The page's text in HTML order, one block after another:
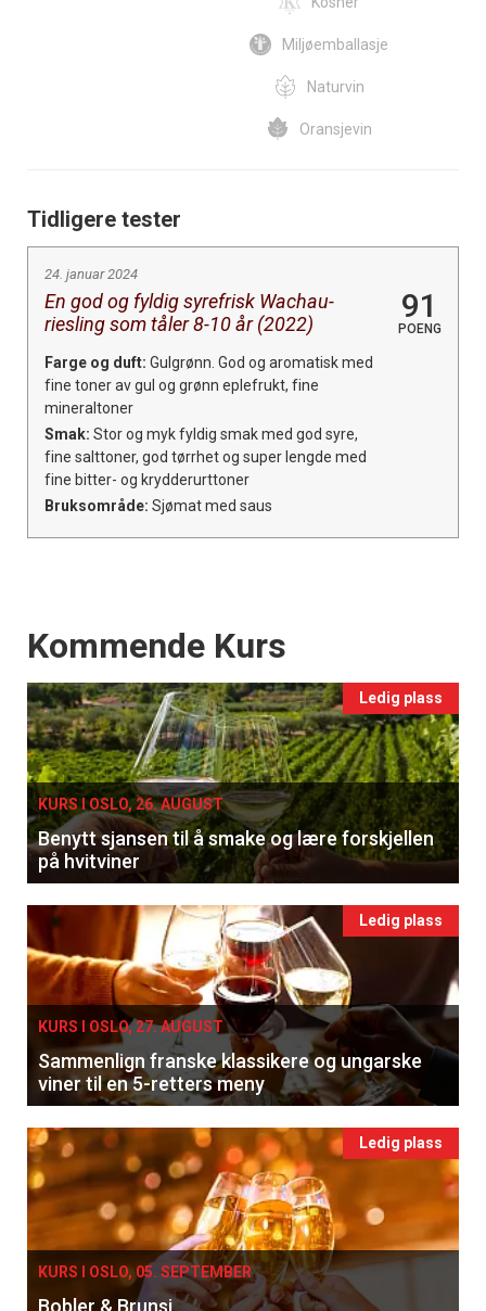
Miljøemballasje
Naturvin
Oransjevin
Tidligere tester
24. januar 2024
En god og fyldig syrefrisk Wachau-
riesling som tåler 8-10 år (2022)
91
POENG
Farge og duft: Gulgrønn. God og aromatisk med
fine toner av gul og grønn eplefrukt, fine
mineraltoner
Smak: Stor og myk fyldig smak med god syre,
fine salttoner, god tørrhet og super lengde med
fine bitter- og krydderurttoner
Bruksområde: Sjømat med saus
Events
Kommende Kurs
Ledig plass
KURS I OSLO, 26. AUGUST
Benytt sjansen til å smake og lære forskjellen
på hvitviner
Ledig plass
KURS I OSLO, 27. AUGUST
Sammenlign franske klassikere og ungarske
viner til en 5-retters meny
Ledig plass
KURS I OSLO, 05. SEPTEMBER
Bobler & Brunsj